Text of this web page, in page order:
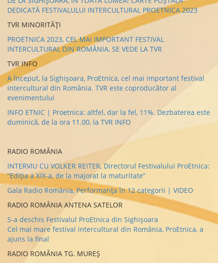
DEDICATĂ FESTIVALULUI INTERCULTURAL PROETNICA 2023
TVR MINORITĂȚI
PROETNICA 2023, CEL MAI IMPORTANT FESTIVAL
INTERCULTURAL DIN ROMÂNIA, SE VEDE LA TVR
TVR INFO
A început, la Sighișoara, ProEtnica, cel mai important festival
intercultural din România. TVR este coproducător al
evenimentului
INFO ETNIC | Proetnica: altfel, dar la fel, 11%. Dezbaterea este
duminică, de la ora 11.00, la TVR INFO
RADIO ROMÂNIA
INTERVIU CU VOLKER REITER, Directorul Festivalului ProEtnica:
”Ediția a XIX-a, de la majorat la maturitate”
Gala Radio România, Performanța în 12 categorii | VIDEO
RADIO ROMÂNIA ANTENA SATELOR
S-a deschis Festivalul ProEtnica din Sighișoara
Cel mai mare festival intercultural din România, ProEtnica, a
ajuns la final
RADIO ROMÂNIA TG. MUREȘ